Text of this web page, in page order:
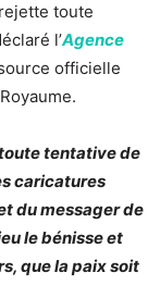
l’Agence
officielle
tentative de
caricatures
du messager de
le bénisse et
que la paix soit